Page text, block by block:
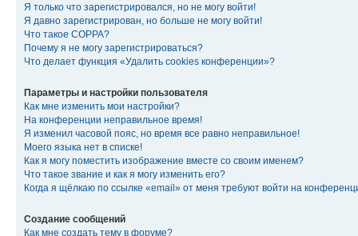
Я только что зарегистрировался, но не могу войти!
Я давно зарегистрирован, но больше не могу войти!
Что такое COPPA?
Почему я не могу зарегистрироваться?
Что делает функция «Удалить cookies конференции»?
Параметры и настройки пользователя
Как мне изменить мои настройки?
На конференции неправильное время!
Я изменил часовой пояс, но время все равно неправильное!
Моего языка нет в списке!
Как я могу поместить изображение вместе со своим именем?
Что такое звание и как я могу изменить его?
Когда я щёлкаю по ссылке «email» от меня требуют войти на
Создание сообщений
Как мне создать тему в форуме?